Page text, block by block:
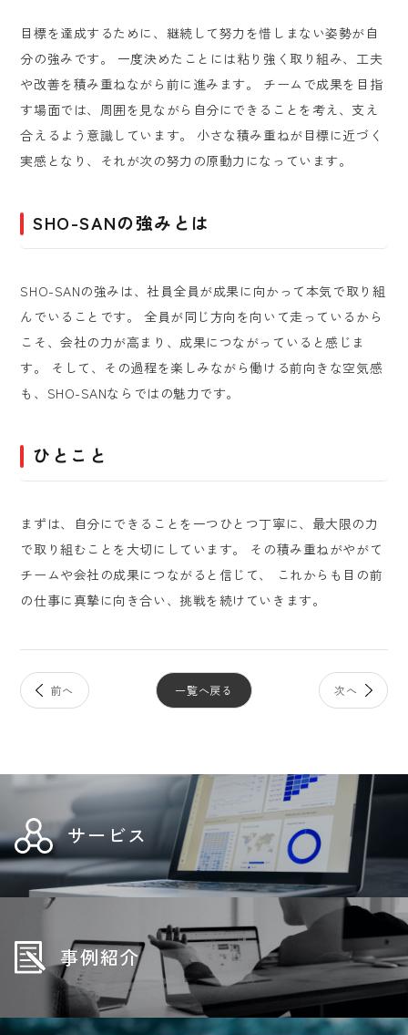
目標を達成するために、継続して努力を惜しまない姿勢が自
分の強みです。 一度決めたことには粘り強く取り組み、工夫
や改善を積み重ねながら前に進みます。 チームで成果を目指
す場面では、周囲を見ながら自分にできることを考え、支え
合えるよう意識しています。 小さな積み重ねが目標に近づく
実感となり、それが次の努力の原動力になっています。
SHO-SANの強みとは
SHO-SANの強みは、社員全員が成果に向かって本気で取り組
んでいることです。 全員が同じ方向を向いて走っているから
こそ、会社の力が高まり、成果につながっていると感じま
す。 そして、その過程を楽しみながら働ける前向きな空気感
も、SHO-SANならではの魅力です。
ひとこと
まずは、自分にできることを一つひとつ丁寧に、最大限の力
で取り組むことを大切にしています。 その積み重ねがやがて
チームや会社の成果につながると信じて、 これからも目の前
の仕事に真摯に向き合い、挑戦を続けていきます。
一覧へ戻る
サービス
事例紹介